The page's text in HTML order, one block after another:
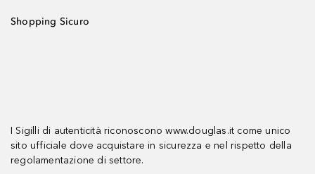
Shopping Sicuro
I Sigilli di autenticità riconoscono www.douglas.it come unico
sito ufficiale dove acquistare in sicurezza e nel rispetto della
regolamentazione di settore.